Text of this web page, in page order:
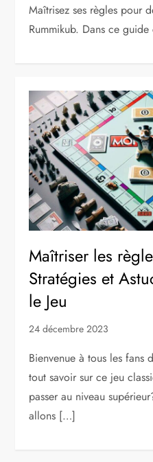
Maîtrisez ses règles pour
Rummikub. Dans ce
Maîtriser les
Stratégies et
le Jeu
24 décembre 2023
Bienvenue à tous les fans
tout savoir sur ce jeu
passer au niveau
allons […]